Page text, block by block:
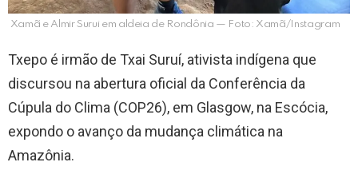
Xamã e Almir Surui em aldeia de Rondônia — Foto: Xamã/Instagram
Txepo é irmão de Txai Suruí, ativista indígena que
discursou na abertura oficial da Conferência da
Cúpula do Clima (COP26), em Glasgow, na Escócia,
expondo o avanço da mudança climática na
Amazônia.